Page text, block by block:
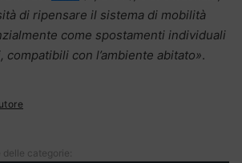
di ripensare il sistema di mobilità
come spostamenti individuali
con l’ambiente abitato».
delle categorie: